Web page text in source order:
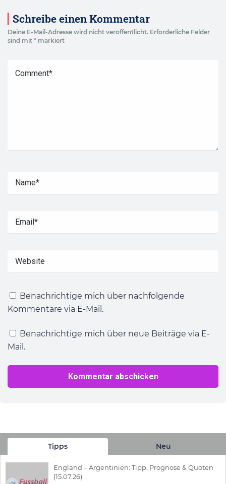
Schreibe einen Kommentar
Deine E-Mail-Adresse wird nicht veröffentlicht. Erforderliche Felder
sind mit * markiert
Benachrichtige mich über nachfolgende
Kommentare via E-Mail.
Benachrichtige mich über neue Beiträge via E-
Mail.
Tipps Neu
England – Argentinien: Tipp, Prognose & Quoten
(15.07.26)